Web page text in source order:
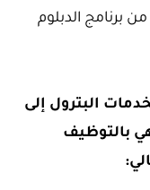
برنامج الدبلوم
البترول إلى
بالتوظيف